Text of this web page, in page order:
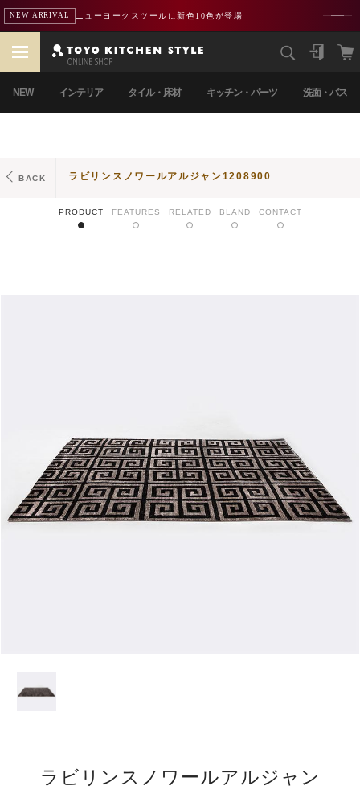
NEW ARRIVAL ニューヨークスツールに新色10色が登場
NEW インテリア タイル・床材 キッチン・パーツ 洗面・バス
BACK ラビリンスノワールアルジャン1208900
PRODUCT FEATURES RELATED BLAND CONTACT
ラビリンスノワールアルジャン